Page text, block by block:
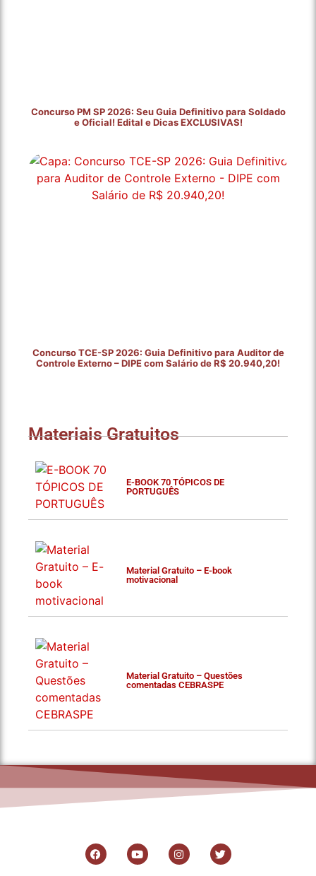
Concurso PM SP 2026: Seu Guia Definitivo para Soldado
e Oficial! Edital e Dicas EXCLUSIVAS!
Concurso TCE-SP 2026: Guia Definitivo para Auditor de
Controle Externo – DIPE com Salário de R$ 20.940,20!
Materiais Gratuitos
E-BOOK 70 TÓPICOS DE
PORTUGUÊS
Material Gratuito – E-book
motivacional
Material Gratuito – Questões
comentadas CEBRASPE